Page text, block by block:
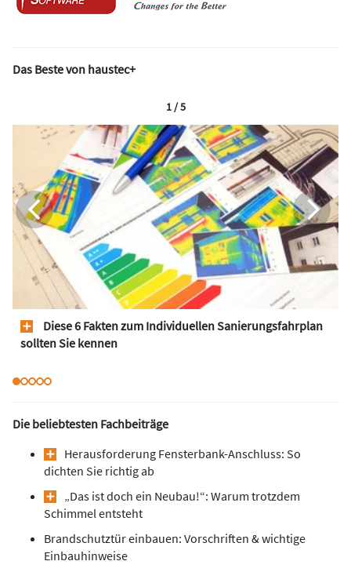
Das Beste von haustec+
Diese 6 Fakten zum Individuellen Sanierungsfahrplan
sollten Sie kennen
1 / 5
Die beliebtesten Fachbeiträge
Herausforderung Fensterbank-Anschluss: So
dichten Sie richtig ab
„Das ist doch ein Neubau!“: Warum trotzdem
Schimmel entsteht
Brandschutztür einbauen: Vorschriften & wichtige
Einbauhinweise